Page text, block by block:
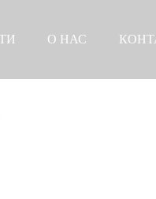
О НАС